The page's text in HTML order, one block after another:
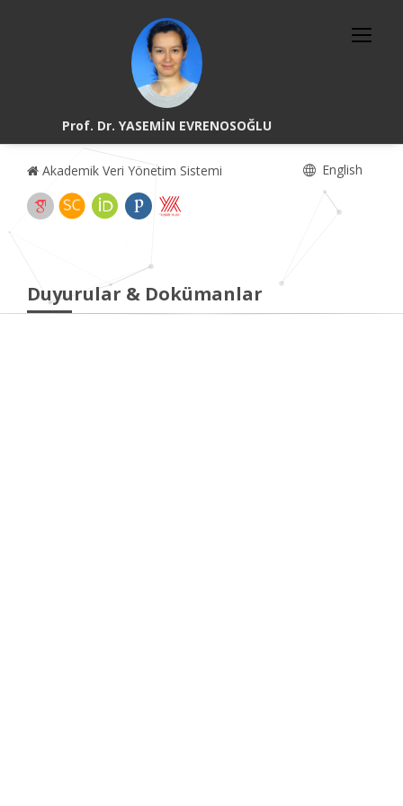
Prof. Dr. YASEMİN EVRENOSOĞLU
Akademik Veri Yönetim Sistemi English
Duyurular & Dokümanlar